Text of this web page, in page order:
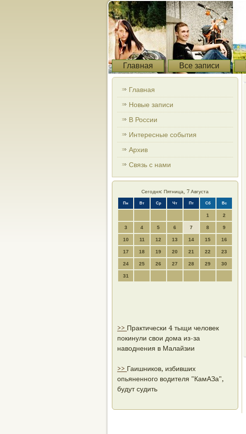
Главная Все записи
Главная
Новые записи
В России
Интересные события
Архив
Связь с нами
Сегодня: Пятница, 7 Августа
Пн Вт Ср Чт Пт Сб Вс
1 2
3 4 5 6 7 8 9
10 11 12 13 14 15 16
17 18 19 20 21 22 23
24 25 26 27 28 29 30
31
>> Практически 4 тыщи человек
покинули свои дома из-за
наводнения в Малайзии
>> Гаишников, избивших
опьяненного водителя "КамАЗа",
будут судить